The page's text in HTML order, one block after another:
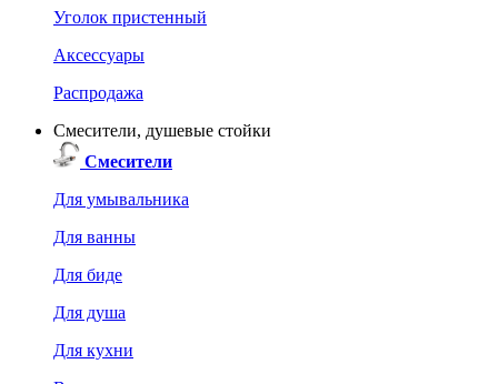
Уголок пристенный
Аксессуары
Распродажа
Смесители, душевые стойки
Смесители
Для умывальника
Для ванны
Для биде
Для душа
Для кухни